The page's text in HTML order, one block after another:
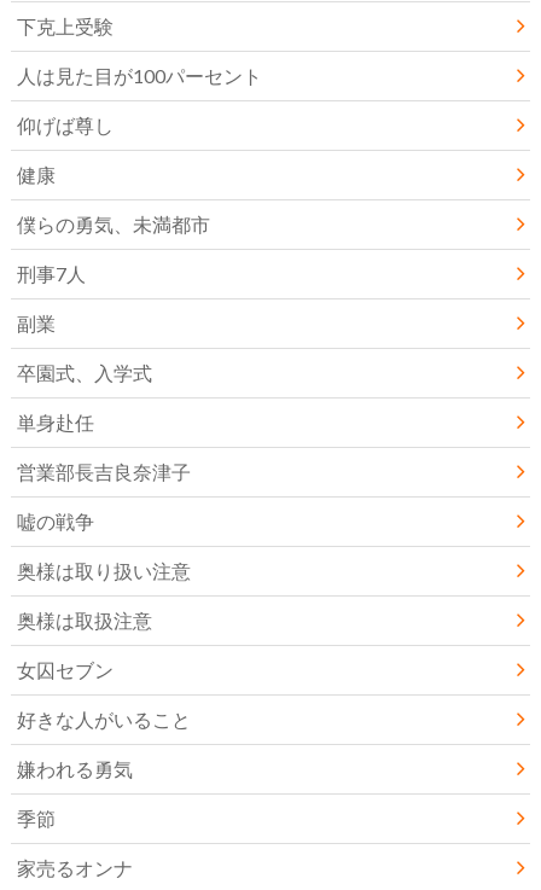
下克上受験
人は見た目が100パーセント
仰げば尊し
健康
僕らの勇気、未満都市
刑事7人
副業
卒園式、入学式
単身赴任
営業部長吉良奈津子
嘘の戦争
奥様は取り扱い注意
奥様は取扱注意
女囚セブン
好きな人がいること
嫌われる勇気
季節
家売るオンナ